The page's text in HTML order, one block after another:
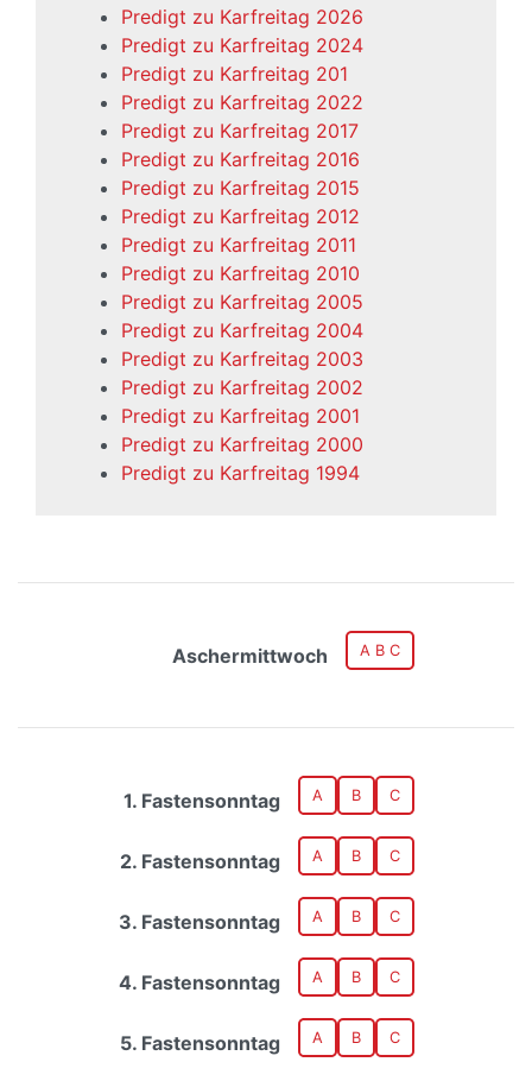
Predigt zu Karfreitag 2026
Predigt zu Karfreitag 2024
Predigt zu Karfreitag 201
Predigt zu Karfreitag 2022
Predigt zu Karfreitag 2017
Predigt zu Karfreitag 2016
Predigt zu Karfreitag 2015
Predigt zu Karfreitag 2012
Predigt zu Karfreitag 2011
Predigt zu Karfreitag 2010
Predigt zu Karfreitag 2005
Predigt zu Karfreitag 2004
Predigt zu Karfreitag 2003
Predigt zu Karfreitag 2002
Predigt zu Karfreitag 2001
Predigt zu Karfreitag 2000
Predigt zu Karfreitag 1994
Aschermittwoch A B C
1. Fastensonntag A B C
2. Fastensonntag A B C
3. Fastensonntag A B C
4. Fastensonntag A B C
5. Fastensonntag A B C